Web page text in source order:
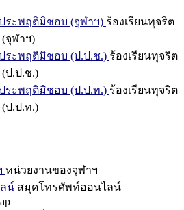
ระพฤติมิชอบ (จุฬาฯ) ร้องเรียนทุจริต
จุฬาฯ)
ระพฤติมิชอบ (ป.ป.ช.) ร้องเรียนทุจริต
ป.ป.ช.)
ระพฤติมิชอบ (ป.ป.ท.) ร้องเรียนทุจริต
ป.ป.ท.)
หน่วยงานของจุฬาฯ
น์ สมุดโทรศัพท์ออนไลน์